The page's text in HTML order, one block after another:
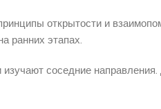
открытости и
ранних этапах.
соседние